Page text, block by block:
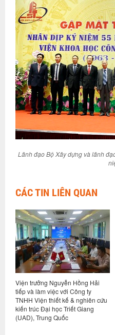
Lãnh đạo Bộ Xây dựng và lãnh
CÁC TIN LIÊN QUAN
Viện trưởng Nguyễn Hồng Hải
tiếp và làm việc với Công ty
TNHH Viện thiết kế & nghiên cứu
kiến trúc Đại học Triết Giang
(UAD), Trung Quốc